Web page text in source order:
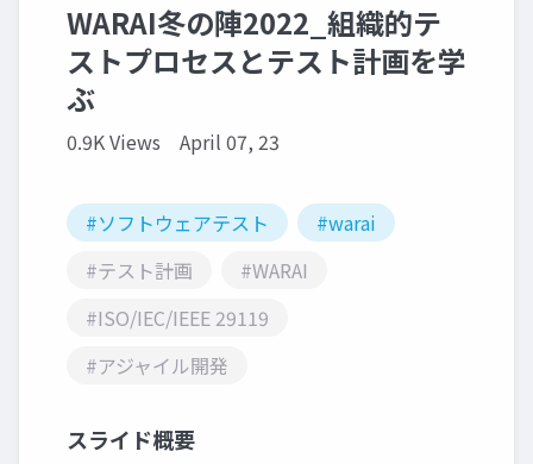
WARAI冬の陣2022_組織的テ
ストプロセスとテスト計画を学
ぶ
0.9K Views April 07, 23
#ソフトウェアテスト
#warai
#テスト計画
#WARAI
#ISO/IEC/IEEE 29119
#アジャイル開発
スライド概要